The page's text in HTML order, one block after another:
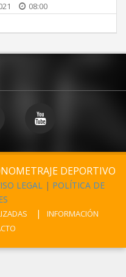
08:00
DEPORTIVO
LEGAL | POLÍTICA DE
INFORMACIÓN